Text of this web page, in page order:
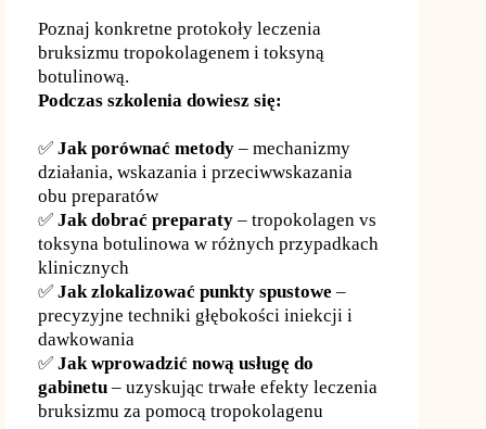
Poznaj konkretne protokoły leczenia
bruksizmu tropokolagenem i toksyną
botulinową.
Podczas szkolenia dowiesz się:
✅ Jak porównać metody – mechanizmy
działania, wskazania i przeciwwskazania
obu preparatów
✅ Jak dobrać preparaty – tropokolagen vs
toksyna botulinowa w różnych przypadkach
klinicznych
✅ Jak zlokalizować punkty spustowe –
precyzyjne techniki głębokości iniekcji i
dawkowania
✅ Jak wprowadzić nową usługę do
gabinetu – uzyskując trwałe efekty leczenia
bruksizmu za pomocą tropokolagenu